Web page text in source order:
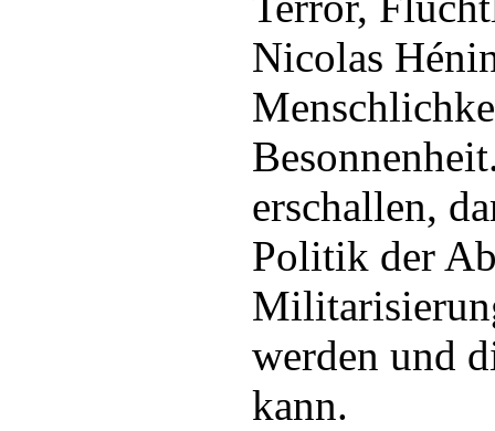
Nicolas
erschallen,
Politik der
werden und
kann.